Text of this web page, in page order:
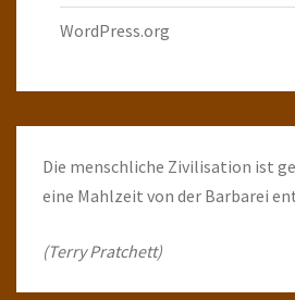
WordPress.org
Die menschliche Zivilisation ist
eine Mahlzeit von der Barbarei
(Terry Pratchett)